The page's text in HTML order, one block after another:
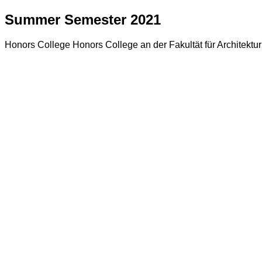
Summer Semester 2021
Honors College Honors College an der Fakultät für